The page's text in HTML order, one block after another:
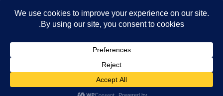
תנאים והגבלות
© Tenor Music
Ltd
Design: Eshel
Haim
נינטאי